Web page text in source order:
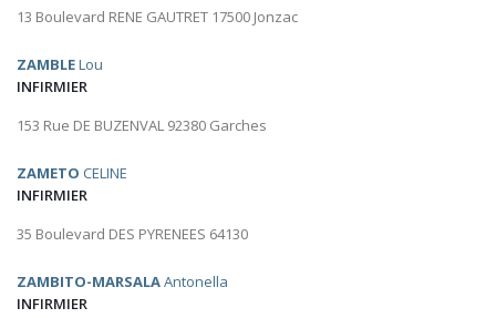
13 Boulevard RENE GAUTRET 17500 Jonzac
ZAMBLELou
INFIRMIER
153 Rue DE BUZENVAL 92380 Garches
ZAMETO CELINE
INFIRMIER
35 Boulevard DES PYRENEES 64130
ZAMBITO-MARSALAAntonella
INFIRMIER